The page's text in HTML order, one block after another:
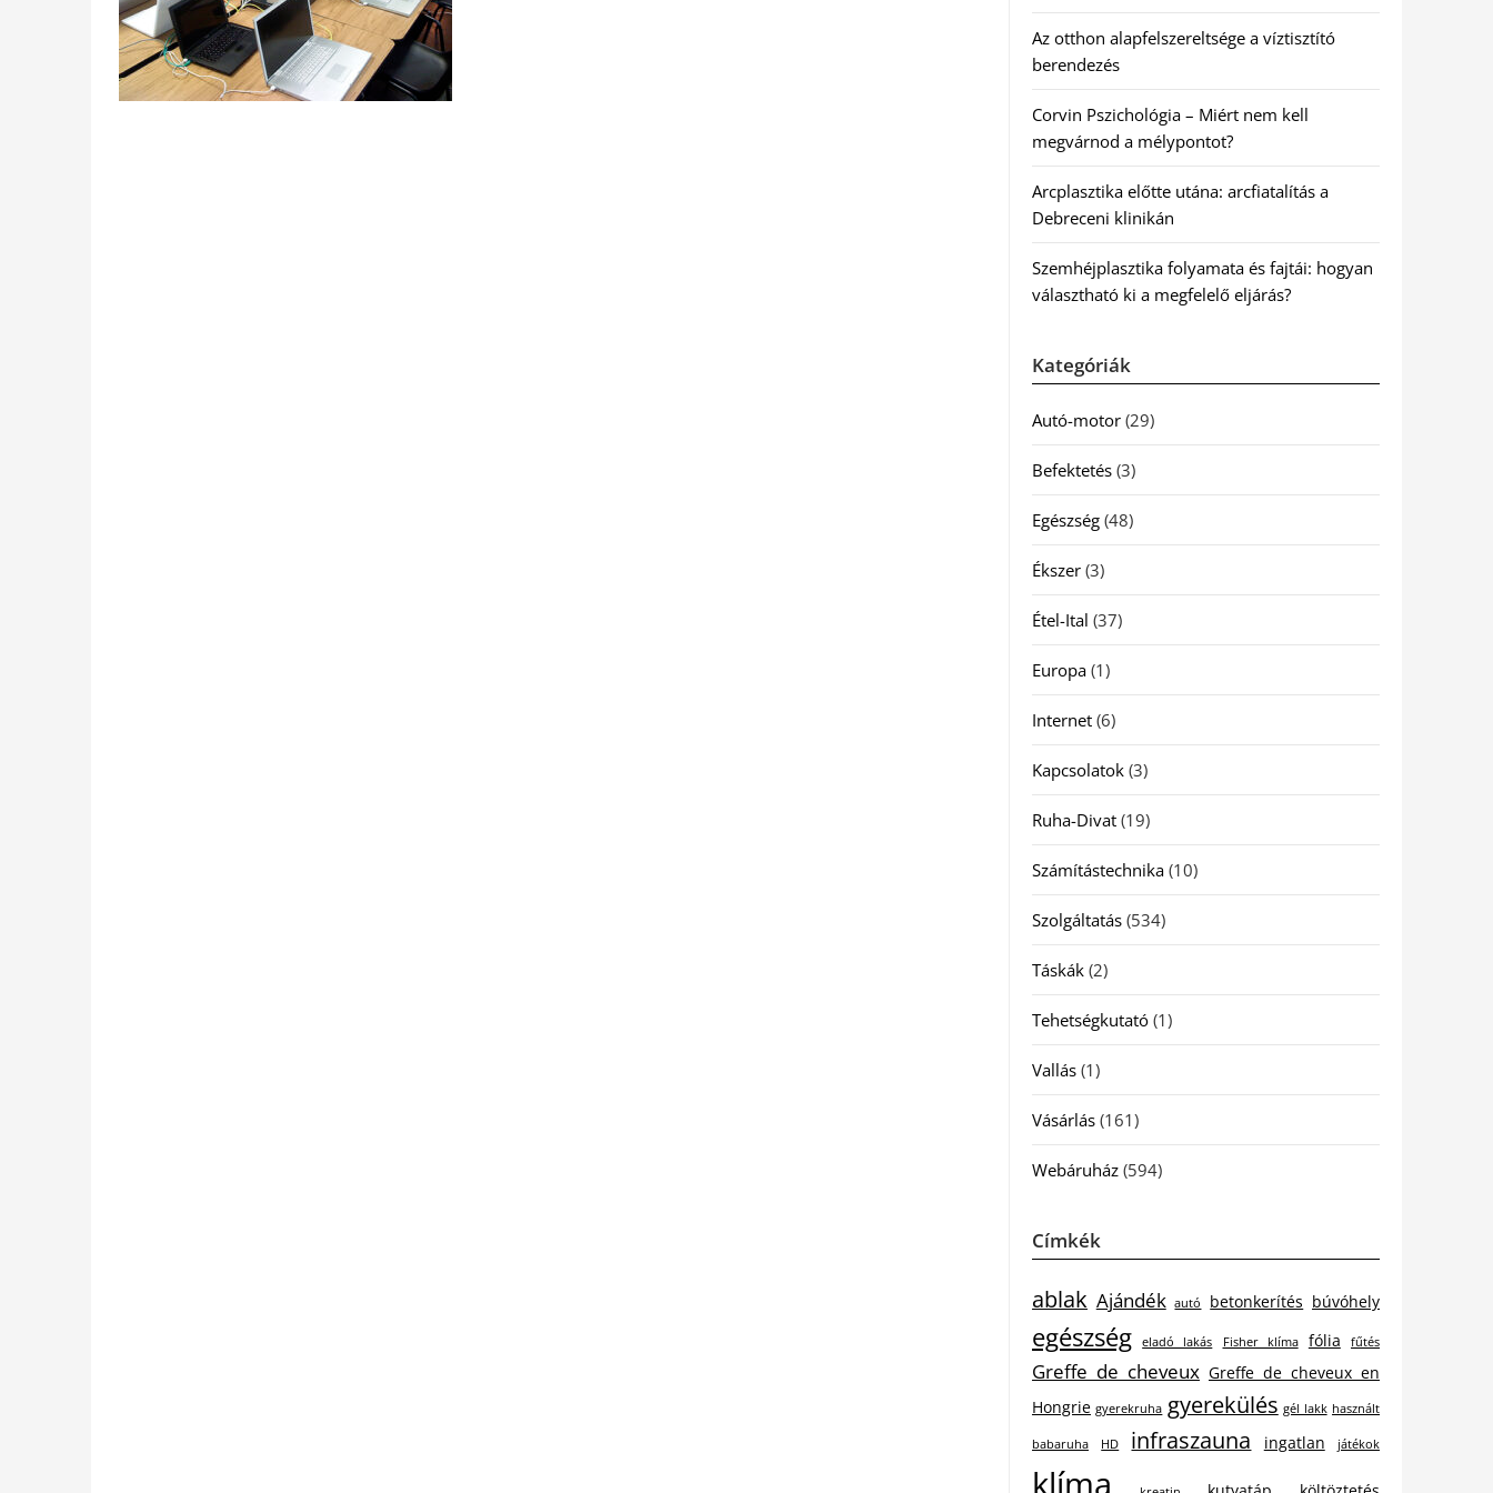
Az otthon alapfelszereltsége a víztisztító
berendezés
Corvin Pszichológia – Miért nem kell
megvárnod a mélypontot?
Arcplasztika előtte utána: arcfiatalítás a
Debreceni klinikán
Szemhéjplasztika folyamata és fajtái: hogyan
választható ki a megfelelő eljárás?
Kategóriák
Autó-motor(29)
Befektetés(3)
Egészség(48)
Ékszer(3)
Étel-Ital (37)
Europa(1)
Internet(6)
Kapcsolatok(3)
Ruha-Divat(19)
Számítástechnika(10)
Szolgáltatás(534)
Táskák(2)
Tehetségkutató(1)
Vallás(1)
Vásárlás(161)
Webáruház(594)
Címkék
ablak Ajándék autó betonkerítés búvóhely
egészség eladó lakás Fisher klíma fólia fűtés
Greffe de cheveux Greffe de cheveux en
Hongrie gyerekruha gyerekülés gél lakk használt
babaruha HD infraszauna ingatlan játékok
klíma